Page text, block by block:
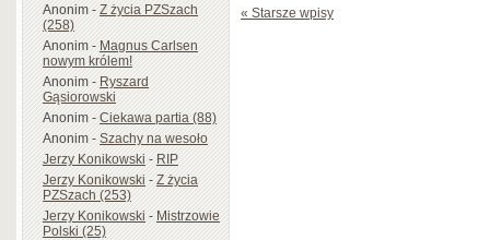
Anonim-Z życia PZSzach
(258)
Anonim-Magnus Carlsen
nowym królem!
Anonim-Ryszard
Gąsiorowski
Anonim-Ciekawa partia (88)
Anonim-Szachy na wesoło
Jerzy Konikowski-RIP
Jerzy Konikowski-Z życia
PZSzach (253)
Jerzy Konikowski-Mistrzowie
Polski (25)
« Starsze wpisy